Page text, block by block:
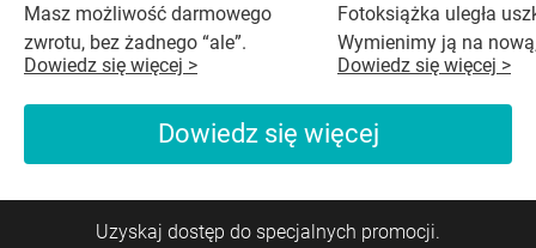
Masz możliwość darmowego
zwrotu, bez żadnego “ale”.
Dowiedz się więcej >
Fotoksiążka uległa
Wymienimy ją na
Dowiedz się więcej >
Dowiedz się więcej
Uzyskaj dostęp do specjalnych promocji.